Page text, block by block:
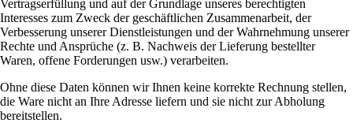
Vertragserfüllung und auf der Grundlage unseres berechtigten
Interesses zum Zweck der geschäftlichen Zusammenarbeit, der
Verbesserung unserer Dienstleistungen und der Wahrnehmung unserer
Rechte und Ansprüche (z. B. Nachweis der Lieferung bestellter
Waren, offene Forderungen usw.) verarbeiten.
Ohne diese Daten können wir Ihnen keine korrekte Rechnung stellen,
die Ware nicht an Ihre Adresse liefern und sie nicht zur Abholung
bereitstellen.